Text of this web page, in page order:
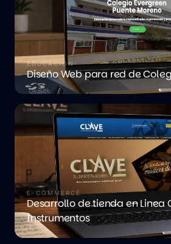
EDUCACIÓN
Diseño Web para red de
E-COMMERCE
Desarrollo de tienda en Linea
Instrumentos